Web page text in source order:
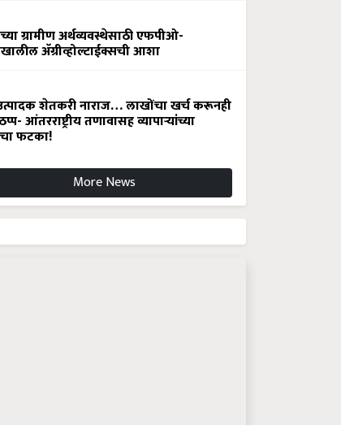
ग्रामीण अर्थव्यवस्थेसाठी एफपीओ-
अ‍ॅग्रीव्होल्टाईक्सची आशा
शेतकरी नाराज… लाखोंचा खर्च करूनही
आंतरराष्ट्रीय तणावासह व्यापाऱ्यांच्या
फटका!
More News